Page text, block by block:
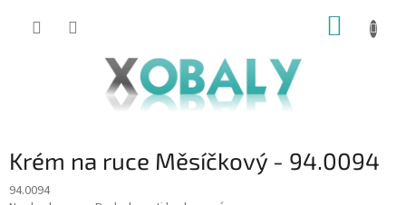
KOŠÍK
Krém na ruce Měsíčkový - 94.0094
94.0094